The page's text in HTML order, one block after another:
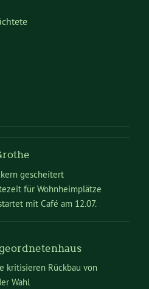
gescheitert
für Wohnheimplätze
mit Café am 12.07.
kritisieren Rückbau von
Wahl